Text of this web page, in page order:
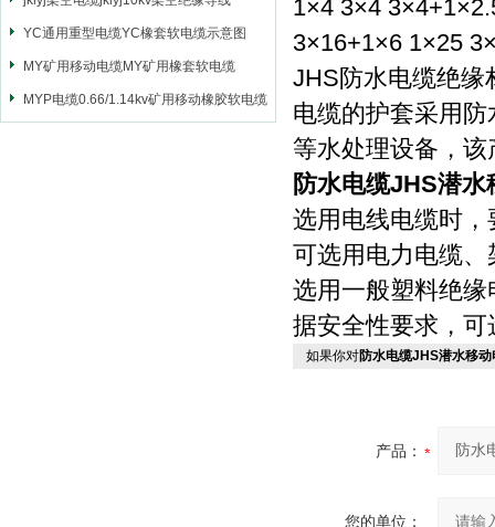
YC通用重型电缆YC橡套软电缆示意图
MY矿用移动电缆MY矿用橡套软电缆
MYP电缆0.66/1.14kv矿用移动橡胶软电缆
1×4 3×4
3×16+1×6 1×25
JHS防水电缆绝缘
电缆的护套采用
等水处理设备，
防水电缆JHS潜水
选用电线电缆时
可选用电力电缆
选用一般塑料绝
据安全性要求，
如果你对防水电缆JHS潜水移动
产品：
您的单位：